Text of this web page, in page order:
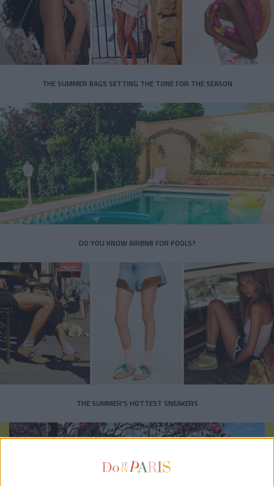
THE SUMMER BAGS SETTING THE TONE FOR THE SEASON
DO YOU KNOW AIRBNB FOR POOLS?
THE SUMMER’S HOTTEST SNEAKERS